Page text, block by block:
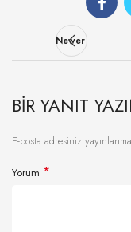
Newer
BIR YANIT
E-posta adresiniz
Yorum *